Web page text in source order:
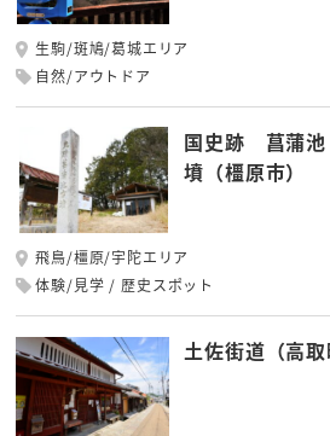
生駒/斑鳩/葛城エリア
自然/アウトドア
国史跡 菖蒲池
墳（橿原市）
飛鳥/橿原/宇陀エリア
体験/見学
歴史スポット
土佐街道（高取